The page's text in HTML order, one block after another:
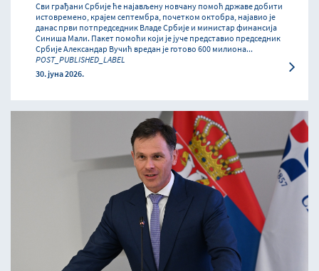
Сви грађани Србије ће најављену новчану помоћ државе добити
истовремено, крајем септембра, почетком октобра, најавио је
данас први потпредседник Владе Србије и министар финансија
Синиша Мали. Пакет помоћи који је јуче представио председник
Србије Александар Вучић вредан је готово 600 милиона...
POST_PUBLISHED_LABEL
30. јуна 2026.